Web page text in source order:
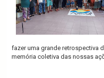
fazer uma grande retrospectiva
memória coletiva das nossas